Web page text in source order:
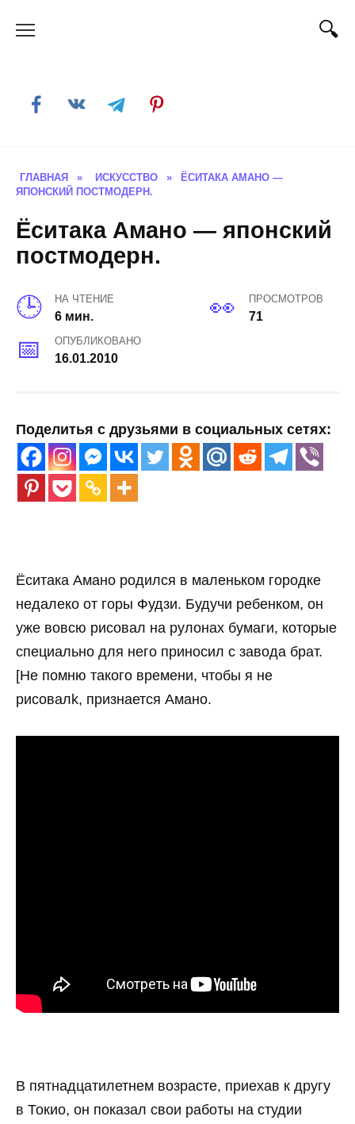
ГЛАВНАЯ » ИСКУССТВО »
ЁСИТАКА АМАНО —
ЯПОНСКИЙ ПОСТМОДЕРН.
Ёситака Амано — японский
постмодерн.
НА ЧТЕНИЕ
6 мин.
ПРОСМОТРОВ
71
ОПУБЛИКОВАНО
16.01.2010
Поделитья с друзьями в социальных сетях:
Ёситака Амано родился в маленьком городке
недалеко от горы Фудзи. Будучи ребенком, он
уже вовсю рисовал на рулонах бумаги, которые
специально для него приносил с завода брат.
[Не помню такого времени, чтобы я не
рисовалk, признается Амано.
В пятнадцатилетнем возрасте, приехав к другу
в Токио, он показал свои работы на студии